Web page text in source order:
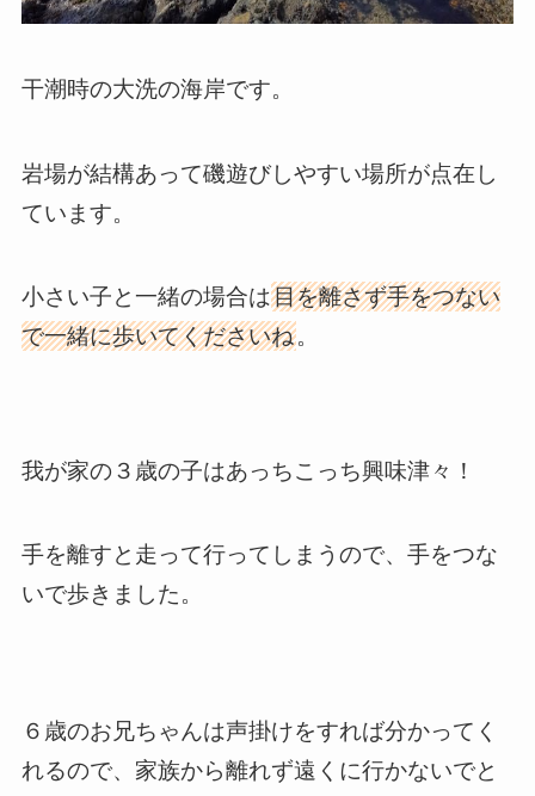
干潮時の大洗の海岸です。
岩場が結構あって磯遊びしやすい場所が点在し
ています。
小さい子と一緒の場合は目を離さず手をつない
で一緒に歩いてくださいね。
我が家の３歳の子はあっちこっち興味津々！
手を離すと走って行ってしまうので、手をつな
いで歩きました。
６歳のお兄ちゃんは声掛けをすれば分かってく
れるので、家族から離れず遠くに行かないでと